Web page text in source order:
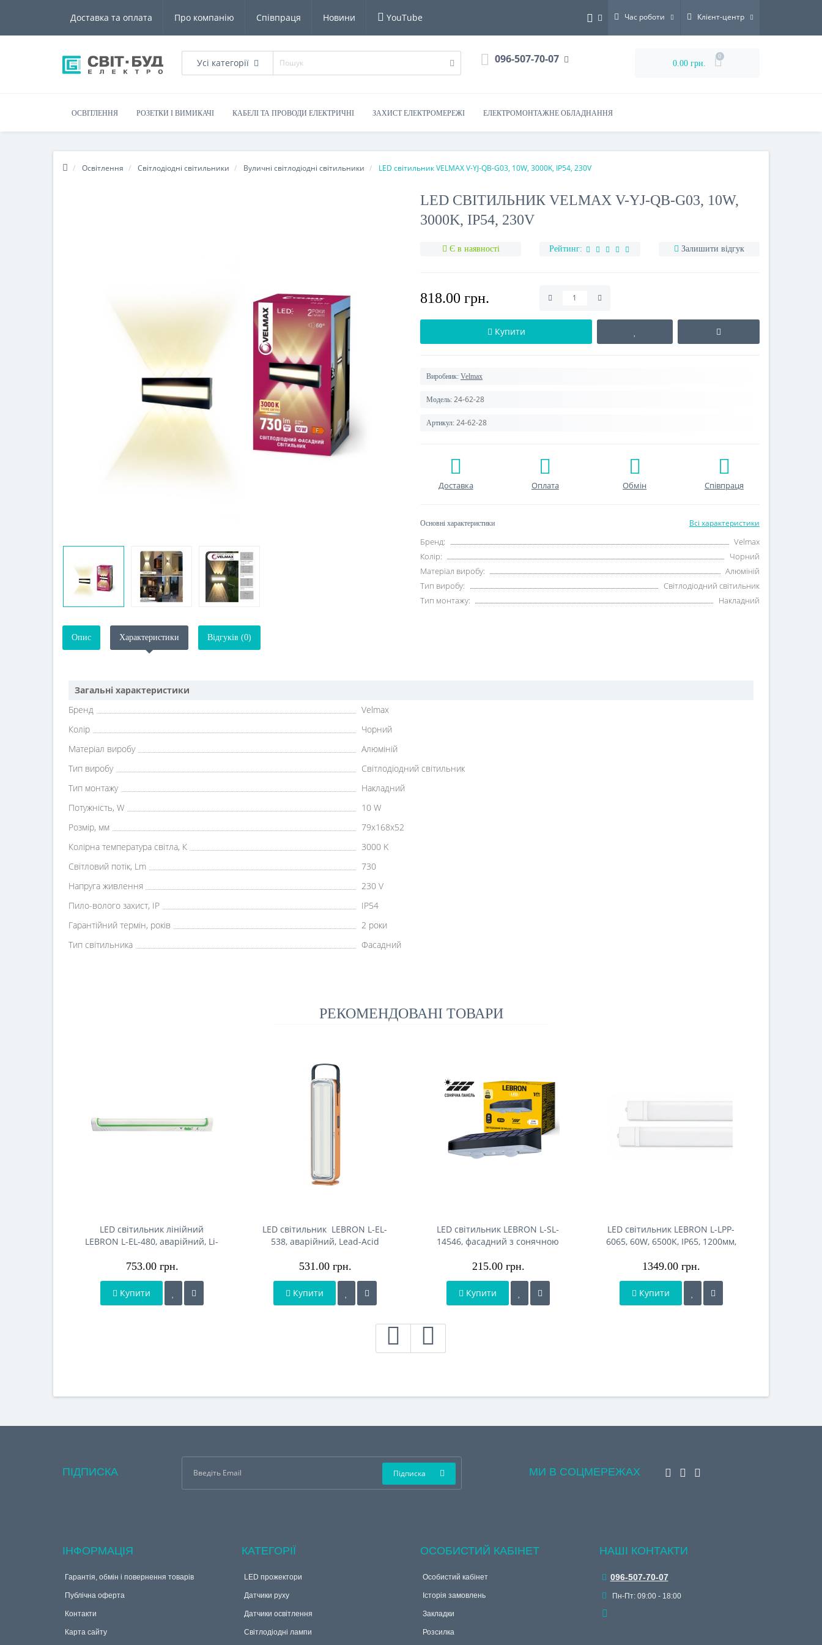
Доставка та оплата Про компанію Співпраця Новини YouTube Час роботи Клієнт-центр
Усі категорії 096-507-70-07 0.00 грн.
0
ОСВІТЛЕННЯ РОЗЕТКИ І ВИМИКАЧІ КАБЕЛІ ТА ПРОВОДИ ЕЛЕКТРИЧНІ ЗАХИСТ ЕЛЕКТРОМЕРЕЖІ ЕЛЕКТРОМОНТАЖНЕ ОБЛАДНАННЯ
Освітлення Світлодіодні світильники Вуличні світлодіодні світильники LED світильник VELMAX V-YJ-QB-G03, 10W, 3000K, IP54, 230V
LED СВІТИЛЬНИК VELMAX V-YJ-QB-G03, 10W,
3000K, IP54, 230V
Є в наявності Рейтинг: Залишити відгук
818.00 грн.
Купити
Виробник: Velmax
Модель: 24-62-28
Артикул: 24-62-28
Доставка Оплата Обмін Співпраця
Основні характеристики Всі характеристики
Бренд:
Velmax
Колір:
Чорний
Матеріал виробу:
Алюміній
Тип виробу:
Світлодіодний світильник
Тип монтажу:
Накладний
Опис Характеристики Відгуків (0)
Загальні характеристики
Бренд
Velmax
Колір
Чорний
Матеріал виробу
Алюміній
Тип виробу
Світлодіодний світильник
Тип монтажу
Накладний
Потужність, W
10 W
Розмір, мм
79x168x52
Колірна температура світла, К
3000 K
Світловий потік, Lm
730
Напруга живлення
230 V
Пило-волого захист, IP
IP54
Гарантійний термін, років
2 роки
Тип світильника
Фасадний
РЕКОМЕНДОВАНІ ТОВАРИ
LED світильник лінійний
LEBRON L-EL-480, аварійний, Li-
753.00 грн.
Купити
LED світильник LEBRON L-EL-
538, аварійний, Lead-Acid
531.00 грн.
Купити
LED світильник LEBRON L-SL-
14546, фасадний з сонячною
215.00 грн.
Купити
LED світильник LEBRON L-LPP-
6065, 60W, 6500K, IP65, 1200мм,
1349.00 грн.
Купити
ПІДПИСКА Підписка МИ В СОЦМЕРЕЖАХ
ІНФОРМАЦІЯ
Гарантія, обмін і повернення товарів
Публічна оферта
Контакти
Карта сайту
КАТЕГОРІЇ
LED прожектори
Датчики руху
Датчики освітлення
Світлодіодні лампи
ОСОБИСТИЙ КАБІНЕТ
Особистий кабінет
Історія замовлень
Закладки
Розсилка
НАШІ КОНТАКТИ
096-507-70-07
Пн-Пт: 09:00 - 18:00